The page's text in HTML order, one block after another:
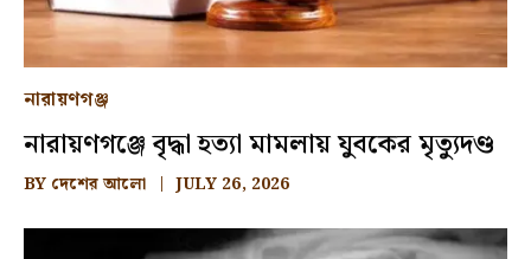
নারায়ণগঞ্জ
নারায়ণগঞ্জে বৃদ্ধা হত্যা মামলায় যুবকের মৃত্যুদণ্ড
BY দেশের আলো JULY 26, 2026